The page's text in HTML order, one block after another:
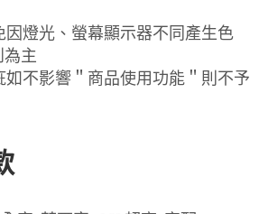
燈光、螢幕顯示器不同產生色
主
不影響＂商品使用功能＂則不予